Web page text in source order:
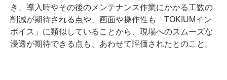
き、導入時やその後のメンテナンス作業にかかる工数の
削減が期待される点や、画面や操作性も「TOKIUMイン
ボイス」に類似していることから、現場へのスムーズな
浸透が期待できる点も、あわせて評価されたとのこと。